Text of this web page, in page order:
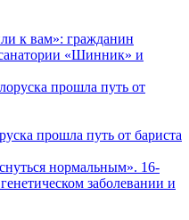
к вам»: гражданин
«Шинник» и
прошла путь от бариста